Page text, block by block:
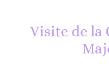
Visite de la